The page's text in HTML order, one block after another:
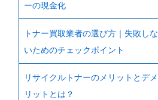
ーの現金化
トナー買取業者の選び方｜失敗しな
いためのチェックポイント
リサイクルトナーのメリットとデメ
リットとは？